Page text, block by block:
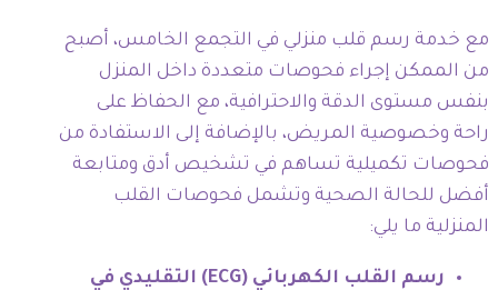
مع خدمة رسم قلب منزلي في التجمع الخامس، أصبح
من الممكن إجراء فحوصات متعددة داخل المنزل
بنفس مستوى الدقة والاحترافية، مع الحفاظ على
راحة وخصوصية المريض، بالإضافة إلى الاستفادة من
فحوصات تكميلية تساهم في تشخيص أدق ومتابعة
أفضل للحالة الصحية وتشمل فحوصات القلب
المنزلية ما يلي:
رسم القلب الكهربائي (ECG) التقليدي في